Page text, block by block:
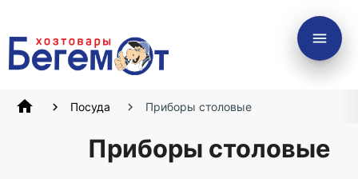
menu
home Посуда Приборы столовые
Приборы столовые